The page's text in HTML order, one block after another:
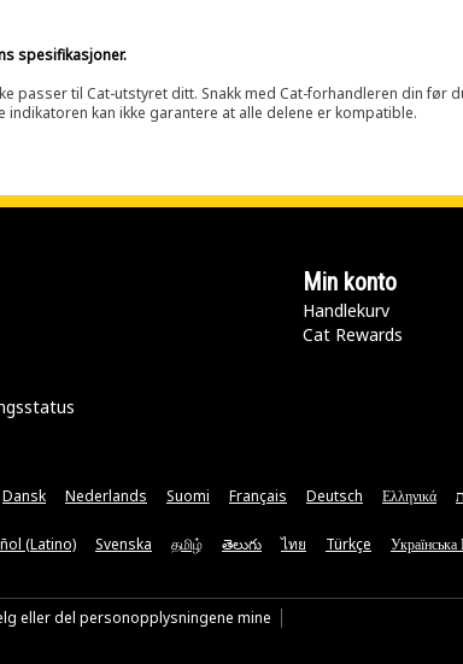
spesifikasjoner.
passer til Cat-utstyret ditt. Snakk med Cat-forhandleren din før
kan ikke garantere at alle delene er kompatible.
Min konto
Handlekurv
Cat Rewards
Dansk Nederlands Suomi Français Deutsch Ελληνικά
(Latino) Svenska தமிழ் తెలుగు ไทย Türkçe
eller del personopplysningene mine